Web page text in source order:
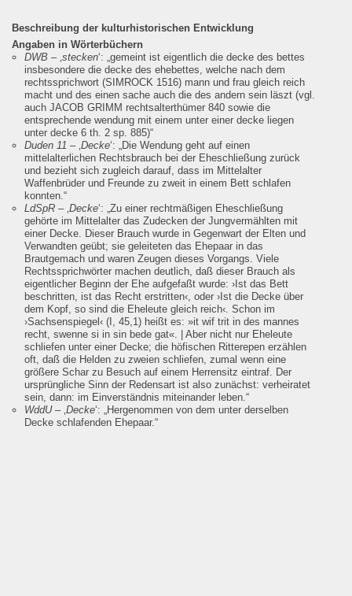
Beschreibung der kulturhistorischen Entwicklung
Angaben in Wörterbüchern
DWB – ‚stecken‘: „gemeint ist eigentlich die decke des bettes
insbesondere die decke des ehebettes, welche nach dem
rechtssprichwort (SIMROCK 1516) mann und frau gleich reich
macht und des einen sache auch die des andern sein läszt (vgl.
auch JACOB GRIMM rechtsalterthümer 840 sowie die
entsprechende wendung mit einem unter einer decke liegen
unter decke 6 th. 2 sp. 885)“
Duden 11 – ‚Decke‘: „Die Wendung geht auf einen
mittelalterlichen Rechtsbrauch bei der Eheschließung zurück
und bezieht sich zugleich darauf, dass im Mittelalter
Waffenbrüder und Freunde zu zweit in einem Bett schlafen
konnten.“
LdSpR – ‚Decke‘: „Zu einer rechtmäßigen Eheschließung
gehörte im Mittelalter das Zudecken der Jungvermählten mit
einer Decke. Dieser Brauch wurde in Gegenwart der Elten und
Verwandten geübt; sie geleiteten das Ehepaar in das
Brautgemach und waren Zeugen dieses Vorgangs. Viele
Rechtssprichwörter machen deutlich, daß dieser Brauch als
eigentlicher Beginn der Ehe aufgefaßt wurde: ›Ist das Bett
beschritten, ist das Recht erstritten‹, oder ›Ist die Decke über
dem Kopf, so sind die Eheleute gleich reich‹. Schon im
›Sachsenspiegel‹ (I, 45,1) heißt es: »it wif trit in des mannes
recht, swenne si in sin bede gat«. | Aber nicht nur Eheleute
schliefen unter einer Decke; die höfischen Ritterepen erzählen
oft, daß die Helden zu zweien schliefen, zumal wenn eine
größere Schar zu Besuch auf einem Herrensitz eintraf. Der
ursprüngliche Sinn der Redensart ist also zunächst: verheiratet
sein, dann: im Einverständnis miteinander leben.“
WddU– ‚Decke‘: „Hergenommen von dem unter derselben
Decke schlafenden Ehepaar.“